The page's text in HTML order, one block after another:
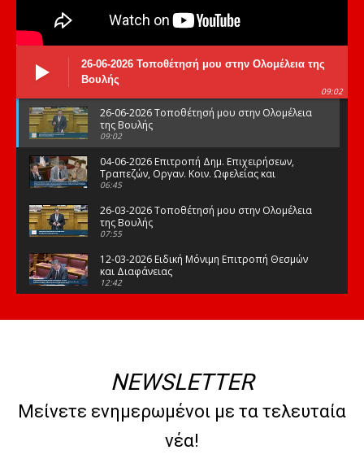
26-06-2026 Τοποθέτησή μου στην Ολομέλεια της
Βουλής
09:02
26-06-2026 Τοποθέτησή μου στην Ολομέλεια
της Βουλής
09:02
04-06-2026 Επιτροπή Δημ. Επιχειρήσεων,
Τραπεζών, Οργαν. Κοιν. Ωφελείας και
Φορέων Κοινων. Ασφάλισης
06:45
26-03-2026 Τοποθέτησή μου στην Ολομέλεια
της Βουλής
07:55
12-03-2026 Ειδική Μόνιμη Επιτροπή Θεσμών
και Διαφάνειας
12:42
της Βουλής
08:47
10-02-2026 Διαρκής Επιτροπή Μορφωτικών
Υποθέσεων
NEWSLETTER
Μείνετε ενημερωμένοι με τα τελευταία
νέα!